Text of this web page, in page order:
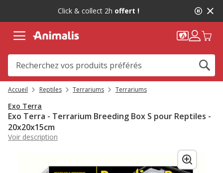
message,
Click & collect 2h offert !
Accueil Reptiles Terrariums Terrariums
Exo Terra
Exo Terra - Terrarium Breeding Box S pour Reptiles -
20x20x15cm
Voir description